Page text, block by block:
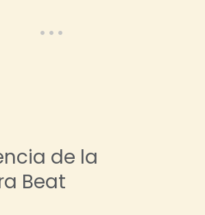
de la
Beat